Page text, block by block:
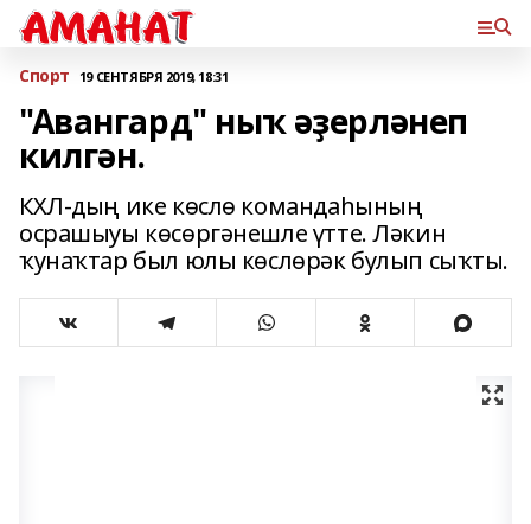
Спорт 19 СЕНТЯБРЯ 2019, 18:31
"Авангард" ныҡ әҙерләнеп
килгән.
КХЛ-дың ике көслө командаһының
осрашыуы көсөргәнешле үтте. Ләкин
ҡунаҡтар был юлы көслөрәк булып сыҡты.